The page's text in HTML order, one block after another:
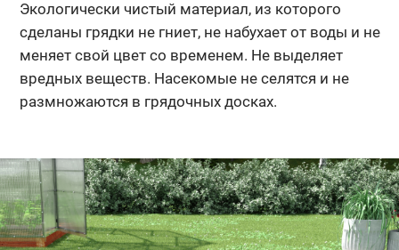
Экологически чистый материал, из которого
сделаны грядки не гниет, не набухает от воды и не
меняет свой цвет со временем. Не выделяет
вредных веществ. Насекомые не селятся и не
размножаются в грядочных досках.